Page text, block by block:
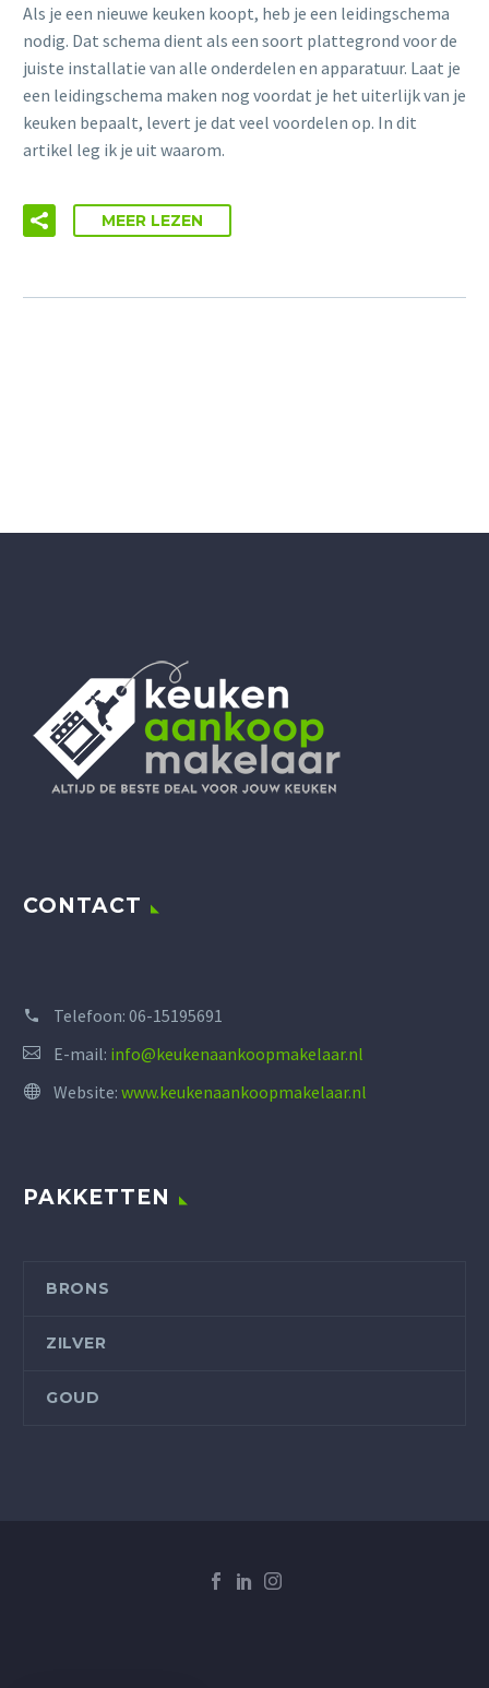
Als je een nieuwe keuken koopt, heb je een leidingschema
nodig. Dat schema dient als een soort plattegrond voor de
juiste installatie van alle onderdelen en apparatuur. Laat je
een leidingschema maken nog voordat je het uiterlijk van je
keuken bepaalt, levert je dat veel voordelen op. In dit
artikel leg ik je uit waarom.
MEER LEZEN
CONTACT
Telefoon: 06-15195691
E-mail: info@keukenaankoopmakelaar.nl
Website: www.keukenaankoopmakelaar.nl
PAKKETTEN
BRONS
ZILVER
GOUD